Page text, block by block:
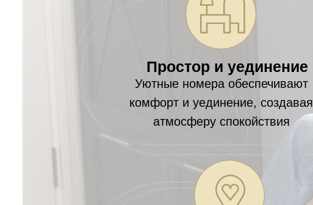
Уютные номера обеспечивают
комфорт и уединение, создавая
атмосферу спокойствия
Простор и уединение